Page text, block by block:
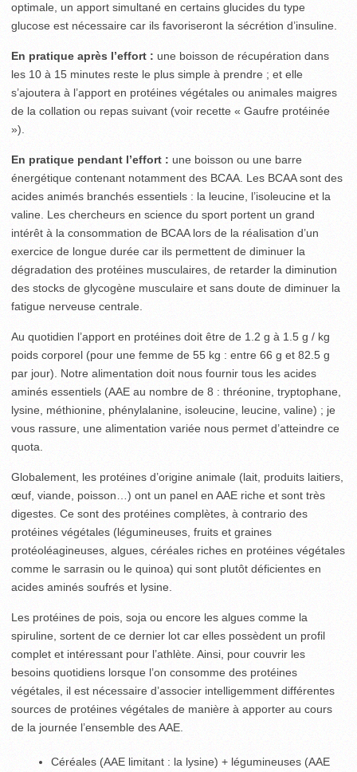
optimale, un apport simultané en certains glucides du type
glucose est nécessaire car ils favoriseront la sécrétion d’insuline.
En pratique après l’effort : une boisson de récupération dans
les 10 à 15 minutes reste le plus simple à prendre ; et elle
s’ajoutera à l’apport en protéines végétales ou animales maigres
de la collation ou repas suivant (voir recette « Gaufre protéinée
»).
En pratique pendant l’effort : une boisson ou une barre
énergétique contenant notamment des BCAA. Les BCAA sont des
acides animés branchés essentiels : la leucine, l’isoleucine et la
valine. Les chercheurs en science du sport portent un grand
intérêt à la consommation de BCAA lors de la réalisation d’un
exercice de longue durée car ils permettent de diminuer la
dégradation des protéines musculaires, de retarder la diminution
des stocks de glycogène musculaire et sans doute de diminuer la
fatigue nerveuse centrale.
Au quotidien l’apport en protéines doit être de 1.2 g à 1.5 g / kg
poids corporel (pour une femme de 55 kg : entre 66 g et 82.5 g
par jour). Notre alimentation doit nous fournir tous les acides
aminés essentiels (AAE au nombre de 8 : thréonine, tryptophane,
lysine, méthionine, phénylalanine, isoleucine, leucine, valine) ; je
vous rassure, une alimentation variée nous permet d’atteindre ce
quota.
Globalement, les protéines d’origine animale (lait, produits laitiers,
œuf, viande, poisson…) ont un panel en AAE riche et sont très
digestes. Ce sont des protéines complètes, à contrario des
protéines végétales (légumineuses, fruits et graines
protéoléagineuses, algues, céréales riches en protéines végétales
comme le sarrasin ou le quinoa) qui sont plutôt déficientes en
acides aminés soufrés et lysine.
Les protéines de pois, soja ou encore les algues comme la
spiruline, sortent de ce dernier lot car elles possèdent un profil
complet et intéressant pour l’athlète. Ainsi, pour couvrir les
besoins quotidiens lorsque l’on consomme des protéines
végétales, il est nécessaire d’associer intelligemment différentes
sources de protéines végétales de manière à apporter au cours
de la journée l’ensemble des AAE.
Céréales (AAE limitant : la lysine) + légumineuses (AAE